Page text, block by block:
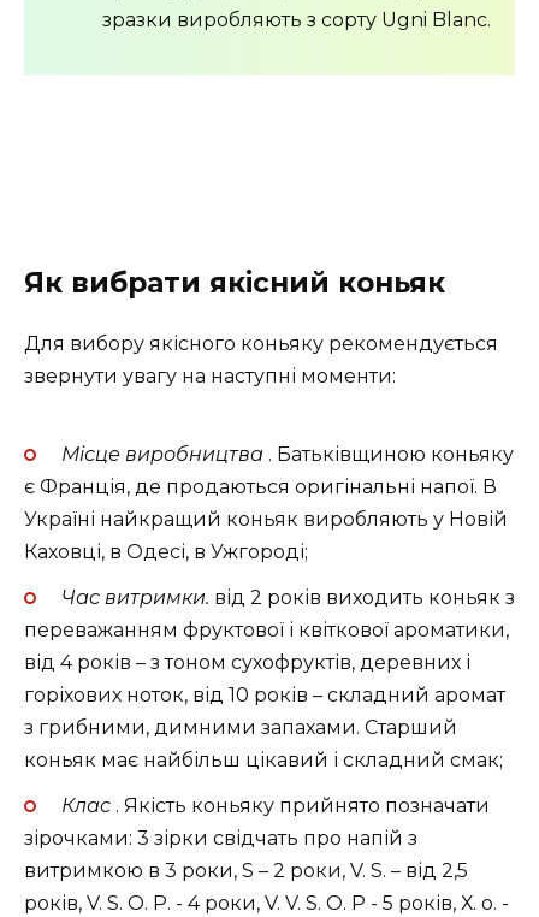
зразки виробляють з сорту Ugni Blanc.
Як вибрати якісний коньяк
Для вибору якісного коньяку рекомендується
звернути увагу на наступні моменти:
Місце виробництва. Батьківщиною коньяку
є Франція, де продаються оригінальні напої. В
Україні найкращий коньяк виробляють у Новій
Каховці, в Одесі, в Ужгороді;
Час витримки. від 2 років виходить коньяк з
переважанням фруктової і квіткової ароматики,
від 4 років – з тоном сухофруктів, деревних і
горіхових ноток, від 10 років – складний аромат
з грибними, димними запахами. Старший
коньяк має найбільш цікавий і складний смак;
Клас. Якість коньяку прийнято позначати
зірочками: 3 зірки свідчать про напій з
витримкою в 3 роки, S – 2 роки, V. S. – від 2,5
років, V. S. O. P. - 4 роки, V. V. S. O. P - 5 років, Х. о. -